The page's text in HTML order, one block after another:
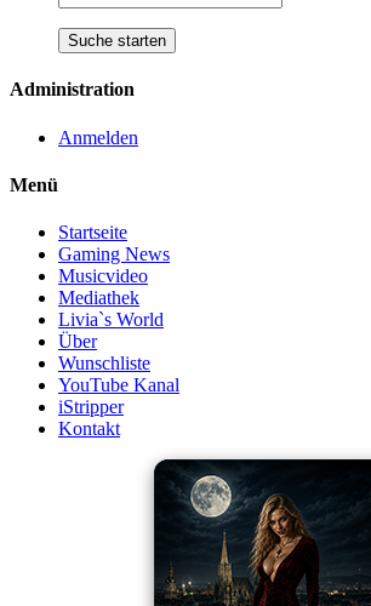
Administration
Anmelden
Menü
Startseite
Gaming News
Musicvideo
Mediathek
Livia`s World
Über
Wunschliste
YouTube Kanal
iStripper
Kontakt